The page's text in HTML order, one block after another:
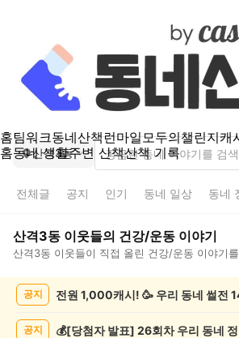
홈팀워크동네산책런마일모두의챌린지캐
홈동네 생활주변 산책산책 기록
산격3동
전체글 공지 인기 동네 일상 동네
산격3동 이웃들의 건강/운동 이야기
산격3동 이웃들이 직접 올린 건강/운동 이야기
공지 전원 1,000캐시! 🥳 우리 동네 썰전
공지